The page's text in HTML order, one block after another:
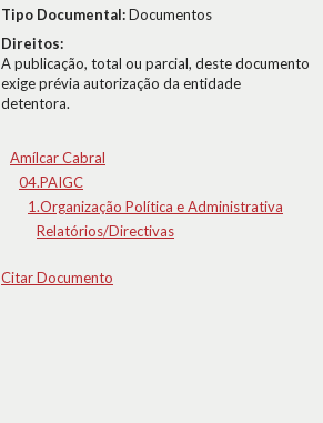
Tipo Documental:Documentos
Direitos:
A publicação, total ou parcial, deste documento
exige prévia autorização da entidade
detentora.
Amílcar Cabral
04.PAIGC
1.Organização Política e Administrativa
Relatórios/Directivas
Citar Documento